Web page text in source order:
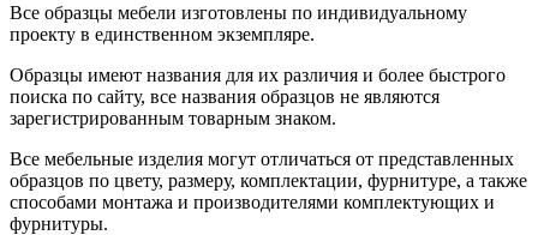
Все образцы мебели изготовлены по индивидуальному
проекту в единственном экземпляре.
Образцы имеют названия для их различия и более быстрого
поиска по сайту, все названия образцов не являются
зарегистрированным товарным знаком.
Все мебельные изделия могут отличаться от представленных
образцов по цвету, размеру, комплектации, фурнитуре, а также
способами монтажа и производителями комплектующих и
фурнитуры.